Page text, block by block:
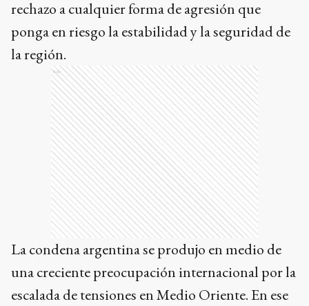
rechazo a cualquier forma de agresión que
ponga en riesgo la estabilidad y la seguridad de
la región.
Ads
La condena argentina se produjo en medio de
una creciente preocupación internacional por la
escalada de tensiones en Medio Oriente. En ese